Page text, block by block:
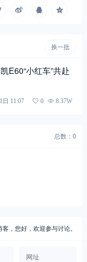
换一批
E60“小红车”共赴
日 11:07 0 8.37W
总数：0